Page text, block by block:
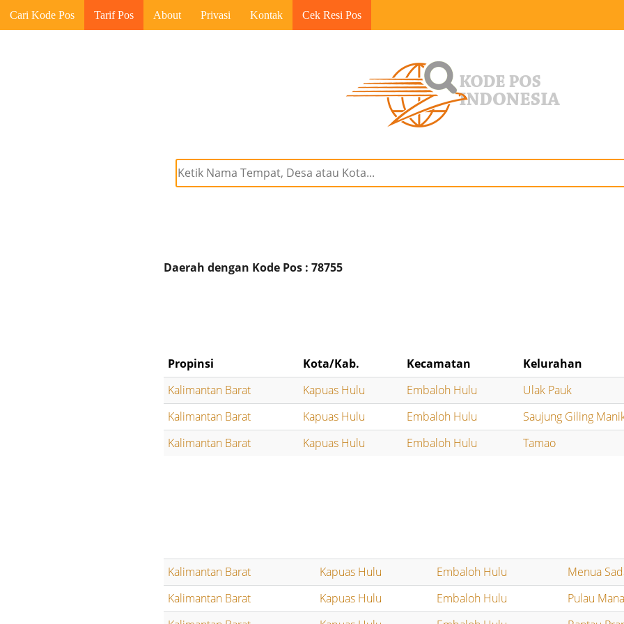
Cari Kode Pos Tarif Pos About Privasi Kontak Cek Resi Pos
Daerah dengan Kode Pos : 78755
Propinsi Kota/Kab. Kecamatan
Kelurahan
Kalimantan Barat
Kapuas Hulu Embaloh Hulu
Ulak Pauk
Kalimantan Barat
Kapuas Hulu Embaloh Hulu
Saujung Giling
Kalimantan Barat
Kapuas Hulu Embaloh Hulu Tamao
Kalimantan Barat Kapuas Hulu Embaloh Hulu
Menua
Kalimantan Barat
Kapuas Hulu Embaloh Hulu
Pulau